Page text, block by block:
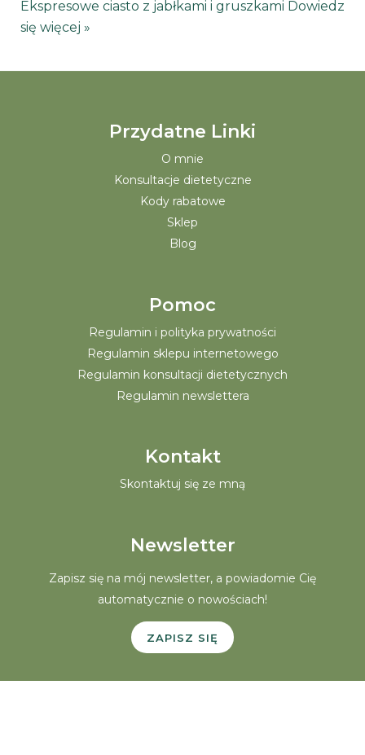
Ekspresowe ciasto z jabłkami i gruszkami Dowiedz
się więcej »
Przydatne Linki
O mnie
Konsultacje dietetyczne
Kody rabatowe
Sklep
Blog
Pomoc
Regulamin i polityka prywatności
Regulamin sklepu internetowego
Regulamin konsultacji dietetycznych
Regulamin newslettera
Kontakt
Skontaktuj się ze mną
Newsletter
Zapisz się na mój newsletter, a powiadomie Cię
automatycznie o nowościach!
ZAPISZ SIĘ